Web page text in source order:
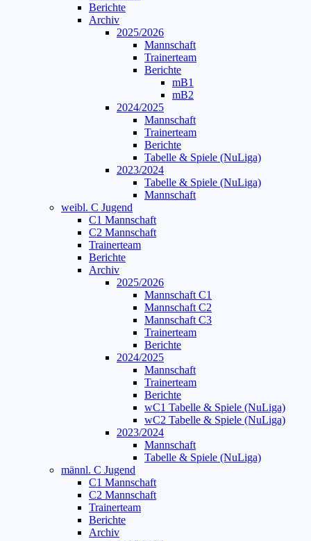
Berichte
Archiv
2025/2026
Mannschaft
Trainerteam
Berichte
mB1
mB2
2024/2025
Mannschaft
Trainerteam
Berichte
Tabelle & Spiele (NuLiga)
2023/2024
Tabelle & Spiele (NuLiga)
Mannschaft
weibl. C Jugend
C1 Mannschaft
C2 Mannschaft
Trainerteam
Berichte
Archiv
2025/2026
Mannschaft C1
Mannschaft C2
Mannschaft C3
Trainerteam
Berichte
2024/2025
Mannschaft
Trainerteam
Berichte
wC1 Tabelle & Spiele (NuLiga)
wC2 Tabelle & Spiele (NuLiga)
2023/2024
Mannschaft
Tabelle & Spiele (NuLiga)
männl. C Jugend
C1 Mannschaft
C2 Mannschaft
Trainerteam
Berichte
Archiv